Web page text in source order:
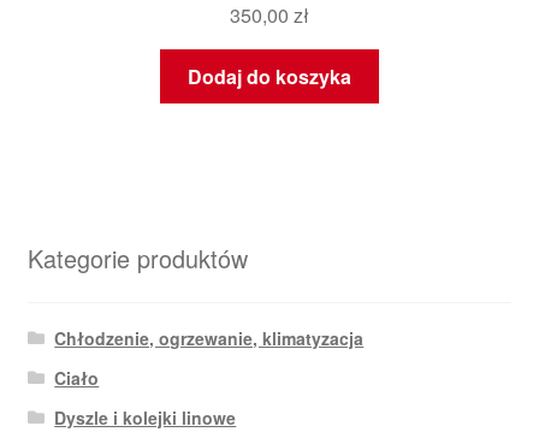
350,00 zł
Dodaj do koszyka
Kategorie produktów
Chłodzenie, ogrzewanie, klimatyzacja
Ciało
Dyszle i kolejki linowe